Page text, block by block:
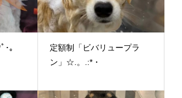
･｡
定額制「ビバリュープラ
ン」☆.。.:*・